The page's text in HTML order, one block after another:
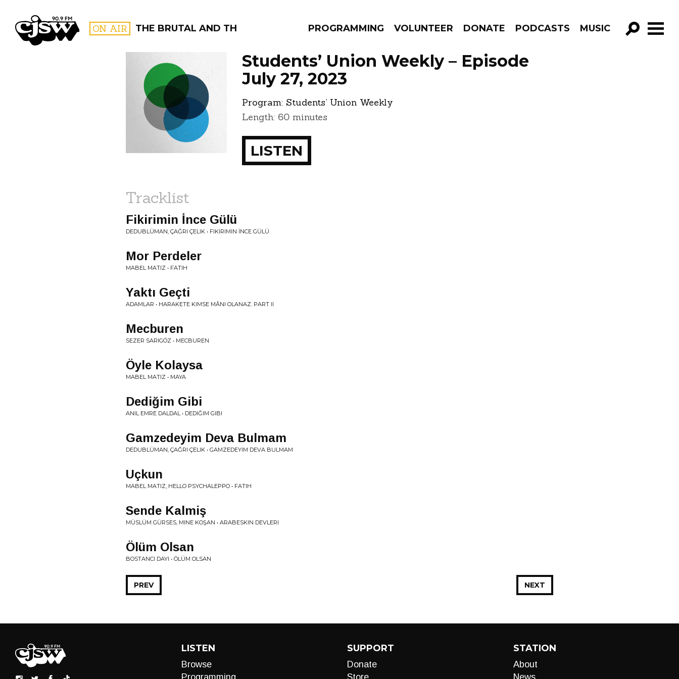
CJSW ON AIR THE BRUTAL AND THE BEAUTIFUL PROGRAMMING VOLUNTEER DONATE PODCASTS MUSIC
GO!
FILTER BY:
PROGRAMS EPISODES NEWS
Students’ Union Weekly – Episode
July 27, 2023
Program: Students’ Union Weekly
Length: 60 minutes
LISTEN
Tracklist
Fikirimin İnce Gülü
DEDUBLÜMAN, ÇAĞRI ÇELIK • FIKIRIMIN İNCE GÜLÜ
Mor Perdeler
MABEL MATIZ • FATIH
Yaktı Geçti
ADAMLAR • HARAKETE KIMSE MÂNI OLANAZ. PART II
Mecburen
SEZER SARIGÖZ • MECBUREN
Öyle Kolaysa
MABEL MATIZ • MAYA
Dediğim Gibi
ANIL EMRE DALDAL • DEDIĞIM GIBI
Gamzedeyim Deva Bulmam
DEDUBLÜMAN, ÇAĞRI ÇELIK • GAMZEDEYIM DEVA BULMAM
Uçkun
MABEL MATIZ, HELLO PSYCHALEPPO • FATIH
Sende Kalmiş
MÜSLÜM GÜRSES, MINE KOŞAN • ARABESKIN DEVLERI
Ölüm Olsan
BOSTANCI DAYI • ÖLÜM OLSAN
NEXT
PREV
LISTEN
Browse
Programming
SUPPORT
Donate
Store
STATION
About
News